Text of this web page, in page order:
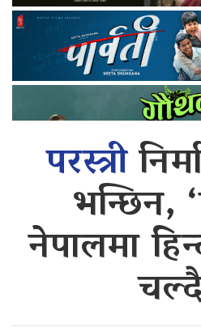
परस्त्री
भन्छिन,
नेपालमा